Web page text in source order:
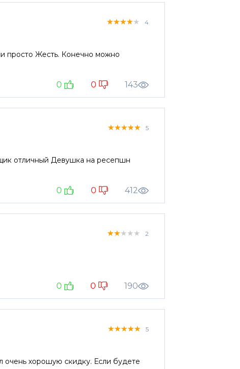
★★★★★
★★★★★
★★★★★ 4
Жесть. Конечно можно
0 0 143
★★★★★
★★★★★
★★★★★ 5
отличный Девушка на ресепшн
0 0 412
★★★★★
★★★★★
★★★★★ 2
0 0 190
★★★★★
★★★★★
★★★★★ 5
хорошую скидку. Если будете